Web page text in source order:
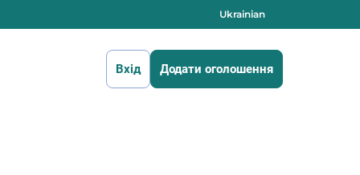
Ukrainian
Вхід Додати оголошення